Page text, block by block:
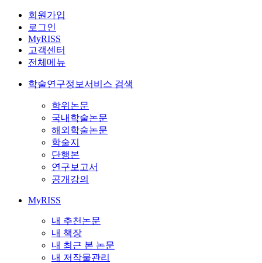
회원가입
로그인
MyRISS
고객센터
전체메뉴
학술연구정보서비스 검색
학위논문
국내학술논문
해외학술논문
학술지
단행본
연구보고서
공개강의
MyRISS
내 추천논문
내 책장
내 최근 본 논문
내 저작물관리